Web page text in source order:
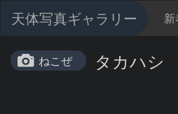
天体写真ギャラリー 新
ねこぜ タカハシ